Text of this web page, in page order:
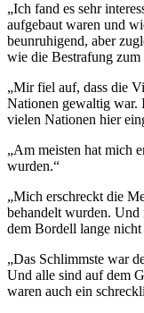
„Ich fand es sehr
aufgebaut waren und
beunruhigend, aber
wie die Bestrafung zum
„Mir fiel auf, dass die
Nationen gewaltig war.
vielen Nationen hier
„Am meisten hat mich
wurden.“
„Mich erschreckt die
behandelt wurden. Und
dem Bordell lange
„Das Schlimmste war
Und alle sind auf dem
waren auch ein